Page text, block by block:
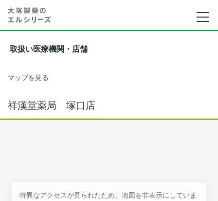
取扱い医療機関・店舗
マップを見る
祥漢堂薬局 塚口店
特異なアクセスが見られたため、地図を非表示にしていま